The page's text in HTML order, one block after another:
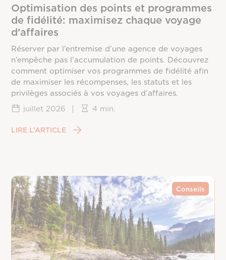
Optimisation des points et programmes
de fidélité: maximisez chaque voyage
d’affaires
Réserver par l’entremise d’une agence de voyages
n’empêche pas l’accumulation de points. Découvrez
comment optimiser vos programmes de fidélité afin
de maximiser les récompenses, les statuts et les
privilèges associés à vos voyages d’affaires.
juillet 2026
| 4 min.
LIRE L’ARTICLE
Conseils